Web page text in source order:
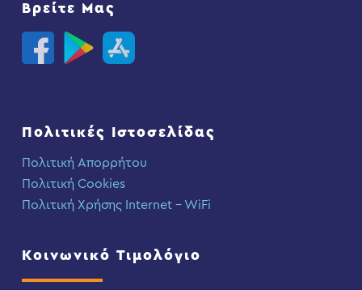
Βρείτε Μας
Πολιτικές Ιστοσελίδας
Πολιτική Απορρήτου
Πολιτική Cookies
Πολιτική Χρήσης Internet – WiFi
Κοινωνικό Τιμολόγιο